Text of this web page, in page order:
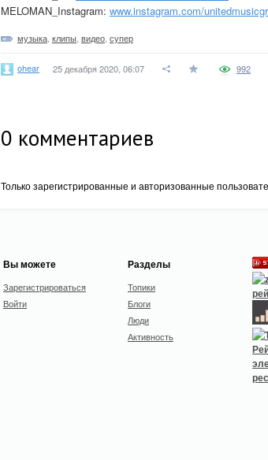
MELOMAN_Instagram: www.instagram.com/
музыка клипы видео супер
ohear 25 декабря 2020, 06:07 992
0 комментариев
Только зарегистрированные и авторизованные
Вы можете
Зарегистрироваться
Войти
Разделы
Топики
Блоги
Люди
Активность